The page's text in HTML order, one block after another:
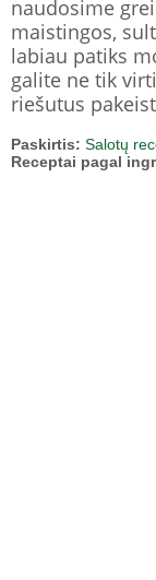
naudosime
maistingos,
labiau patiks
galite ne tik
riešutus
Paskirtis: Salotų
Receptai pagal